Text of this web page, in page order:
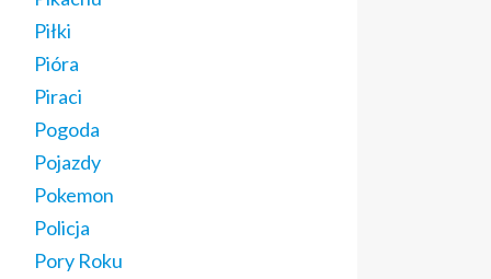
Piłki
Pióra
Piraci
Pogoda
Pojazdy
Pokemon
Policja
Pory Roku